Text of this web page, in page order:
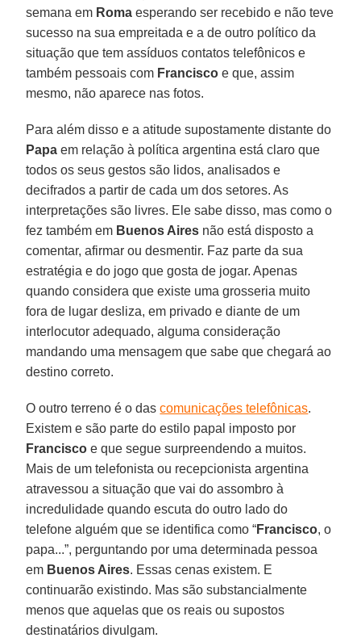
semana em Roma esperando ser recebido e não teve
sucesso na sua empreitada e a de outro político da
situação que tem assíduos contatos telefônicos e
também pessoais com Francisco e que, assim
mesmo, não aparece nas fotos.
Para além disso e a atitude supostamente distante do
Papa em relação à política argentina está claro que
todos os seus gestos são lidos, analisados e
decifrados a partir de cada um dos setores. As
interpretações são livres. Ele sabe disso, mas como o
fez também em Buenos Aires não está disposto a
comentar, afirmar ou desmentir. Faz parte da sua
estratégia e do jogo que gosta de jogar. Apenas
quando considera que existe uma grosseria muito
fora de lugar desliza, em privado e diante de um
interlocutor adequado, alguma consideração
mandando uma mensagem que sabe que chegará ao
destino correto.
O outro terreno é o dascomunicações telefônicas.
Existem e são parte do estilo papal imposto por
Francisco e que segue surpreendendo a muitos.
Mais de um telefonista ou recepcionista argentina
atravessou a situação que vai do assombro à
incredulidade quando escuta do outro lado do
telefone alguém que se identifica como “Francisco, o
papa...”, perguntando por uma determinada pessoa
em Buenos Aires. Essas cenas existem. E
continuarão existindo. Mas são substancialmente
menos que aquelas que os reais ou supostos
destinatários divulgam.